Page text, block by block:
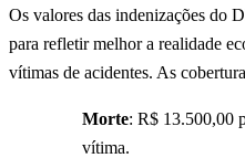
Os valores das indenizações do
para refletir melhor a realidade
vítimas de acidentes. As
Morte: R$ 13.500,00
vítima.